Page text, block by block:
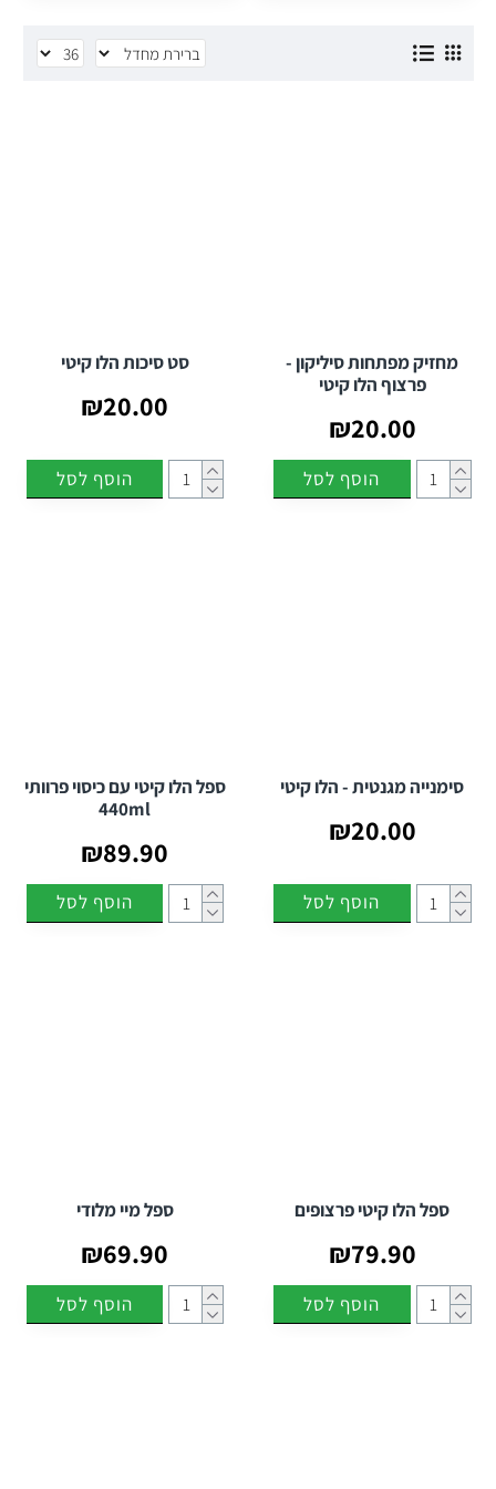
מחזיק מפתחות סיליקון -
פרצוף הלו קיטי
₪20.00
הוסף לסל
סט סיכות הלו קיטי
₪20.00
הוסף לסל
סימנייה מגנטית - הלו קיטי
₪20.00
הוסף לסל
ספל הלו קיטי עם כיסוי פרוותי
440ml
₪89.90
הוסף לסל
ספל הלו קיטי פרצופים
₪79.90
הוסף לסל
ספל מיי מלודי
₪69.90
הוסף לסל